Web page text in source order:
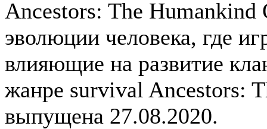
Ancestors: The Humankind
эволюции человека, где
влияющие на развитие
жанре survival Ancestors:
выпущена 27.08.2020.